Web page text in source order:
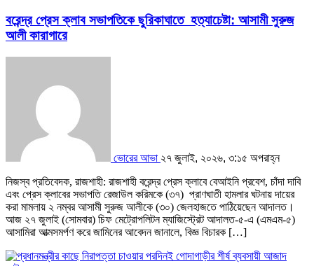
বরেন্দ্র প্রেস ক্লাব সভাপতিকে ছুরিকাঘাতে হত্যাচেষ্টা: আসামী সুরুজ
আলী কারাগারে
ভোরের আভা ২৭ জুলাই, ২০২৬, ৩:১৫ অপরাহ্ন
নিজস্ব প্রতিবেদক, রাজশাহী: ​রাজশাহী বরেন্দ্র প্রেস ক্লাবে বেআইনি প্রবেশ, চাঁদা দাবি
এবং প্রেস ক্লাবের সভাপতি রেজাউল করিমকে (৩৭) প্রাণঘাতী হামলার ঘটনায় দায়ের
করা মামলায় ২ নম্বর আসামী সুরুজ আলীকে (৩০) জেলহাজতে পাঠিয়েছেন আদালত। ​
আজ ২৭ জুলাই (সোমবার) চিফ মেট্রোপলিটন ম্যাজিস্ট্রেট আদালত-৫-এ (এমএম-৫)
আসামিরা আত্মসমর্পণ করে জামিনের আবেদন জানালে, বিজ্ঞ বিচারক […]